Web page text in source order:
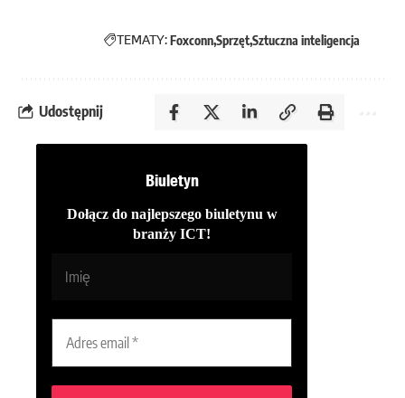
TEMATY:FoxconnSprzętSztuczna inteligencja
Udostępnij
Biuletyn
Dołącz do najlepszego biuletynu w
branży ICT!